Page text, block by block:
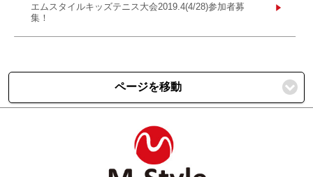
エムスタイルキッズテニス大会2019.4(4/28)参加者募
集！
ページを移動